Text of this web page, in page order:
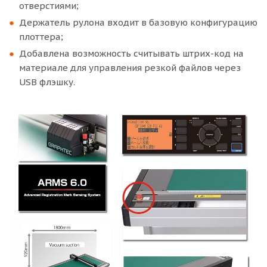
FCX2000-180VC
Планшетные режущие плоттеры серии FCX2000-
120VC обладают огромным производственным
ресурсом и надежностью и идеально подходят
для изготовления наружной и внутренней
рекламы, производства рекламно-сувенирной и
полиграфической продукции, а также для
производства промышленной продукции.
Контурная резка этикеток, наклеек, стикеров
отверстиями;
Держатель рулона входит в базовую конфигурацию
плоттера;
Добавлена возможность считывать штрих-код на
материале для управления резкой файлов через
USB флэшку.